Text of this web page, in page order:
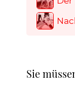
Sie